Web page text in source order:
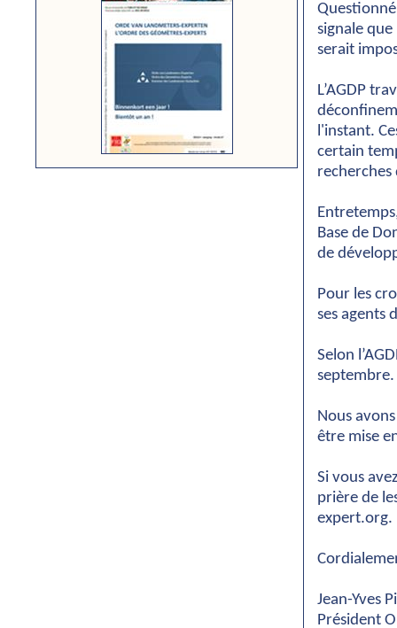
signale
serait
L’AGDP
l'instant.
certain
Base de
de
Pour les
ses agents
Selon
septembre.
Nous
être mise
Si vous
prière de
expert.org.
Jean-Yves
Président